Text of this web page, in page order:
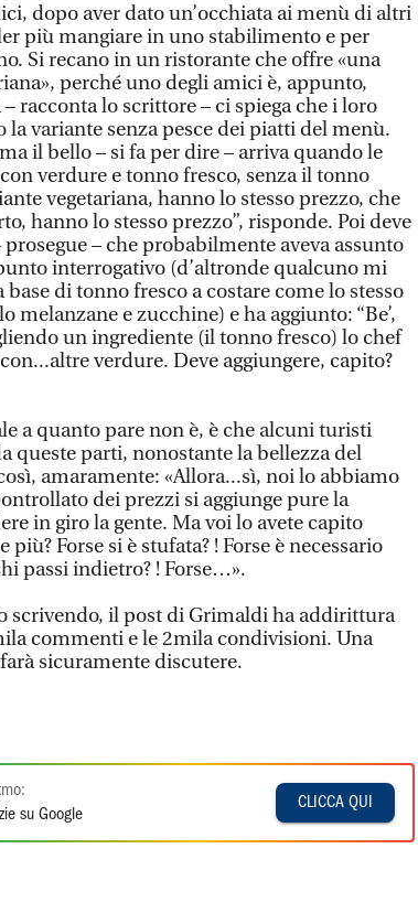
dopo aver dato un’occhiata ai menù di altri
più mangiare in uno stabilimento e per
Si recano in un ristorante che offre «una
perché uno degli amici è, appunto,
racconta lo scrittore – ci spiega che i loro
variante senza pesce dei piatti del menù.
il bello – si fa per dire – arriva quando le
verdure e tonno fresco, senza il tonno
vegetariana, hanno lo stesso prezzo, che
hanno lo stesso prezzo”, risponde. Poi deve
– che probabilmente aveva assunto
interrogativo (d’altronde qualcuno mi
di tonno fresco a costare come lo stesso
e zucchine) e ha aggiunto: “Be’,
un ingrediente (il tonno fresco) lo chef
verdure. Deve aggiungere, capito?
a quanto pare non è, è che alcuni turisti
queste parti, nonostante la bellezza del
amaramente: «Allora...sì, noi lo abbiamo
dei prezzi si aggiunge pure la
in giro la gente. Ma voi lo avete capito
Forse si è stufata? ! Forse è necessario
passi indietro? ! Forse…».
scrivendo, il post di Grimaldi ha addirittura
commenti e le 2mila condivisioni. Una
sicuramente discutere.
su Google
CLICCA QUI